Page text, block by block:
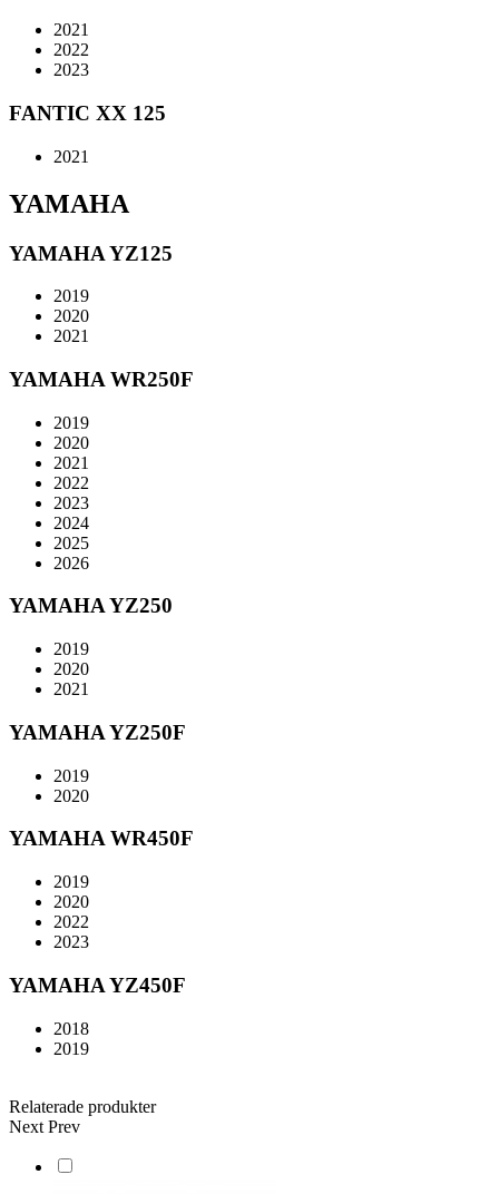
2021
2022
2023
FANTIC XX 125
2021
YAMAHA
YAMAHA YZ125
2019
2020
2021
YAMAHA WR250F
2019
2020
2021
2022
2023
2024
2025
2026
YAMAHA YZ250
2019
2020
2021
YAMAHA YZ250F
2019
2020
YAMAHA WR450F
2019
2020
2022
2023
YAMAHA YZ450F
2018
2019
Relaterade produkter
Next Prev